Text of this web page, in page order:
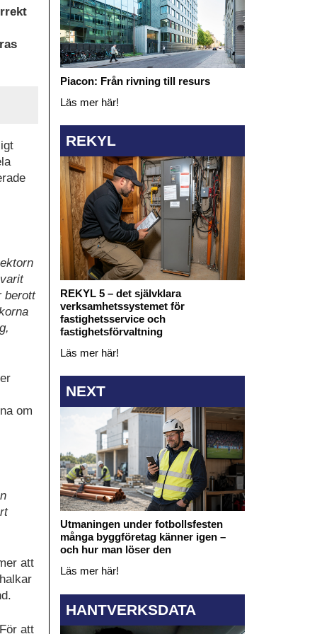
berott
om
att
att
Piacon: Från rivning till resurs
Läs mer här!
REKYL
REKYL 5 – det självklara
verksamhetssystemet för
fastighetsservice och
fastighetsförvaltning
Läs mer här!
NEXT
Utmaningen under fotbollsfesten
många byggföretag känner igen –
och hur man löser den
Läs mer här!
HANTVERKSDATA